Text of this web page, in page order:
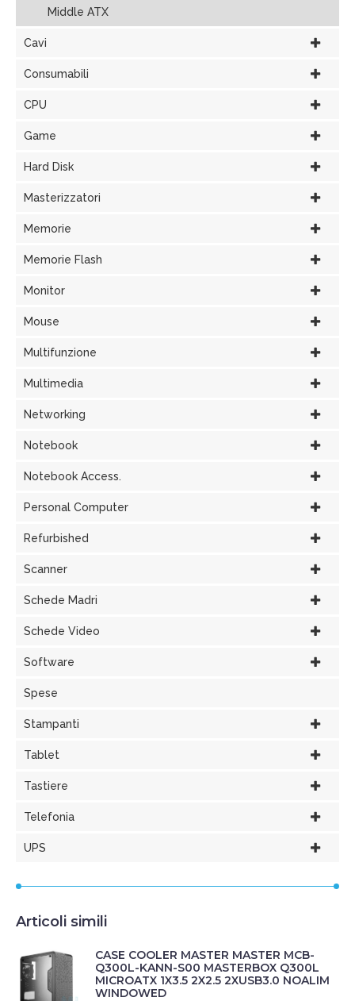
Middle ATX
Cavi
Consumabili
CPU
Game
Hard Disk
Masterizzatori
Memorie
Memorie Flash
Monitor
Mouse
Multifunzione
Multimedia
Networking
Notebook
Notebook Access.
Personal Computer
Refurbished
Scanner
Schede Madri
Schede Video
Software
Spese
Stampanti
Tablet
Tastiere
Telefonia
UPS
Articoli simili
CASE COOLER MASTER MASTER MCB-
Q300L-KANN-S00 MASTERBOX Q300L
MICROATX 1X3.5 2X2.5 2XUSB3.0 NOALIM
WINDOWED